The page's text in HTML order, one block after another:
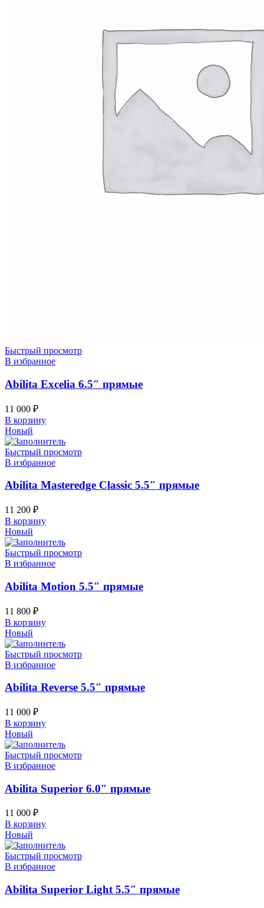
Быстрый просмотр
В избранное
Abilita Excelia 6.5″ прямые
11 000 ₽
В корзину
Новый
Быстрый просмотр
В избранное
Abilita Masteredge Classic 5.5″ прямые
11 200 ₽
В корзину
Новый
Быстрый просмотр
В избранное
Abilita Motion 5.5″ прямые
11 800 ₽
В корзину
Новый
Быстрый просмотр
В избранное
Abilita Reverse 5.5″ прямые
11 000 ₽
В корзину
Новый
Быстрый просмотр
В избранное
Abilita Superior 6.0″ прямые
11 000 ₽
В корзину
Новый
Быстрый просмотр
В избранное
Abilita Superior Light 5.5″ прямые